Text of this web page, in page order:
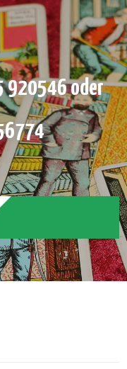
920546 oder